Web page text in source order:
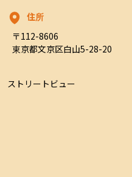
住所
〒112-8606
東京都文京区白山5-28-20
ストリートビュー